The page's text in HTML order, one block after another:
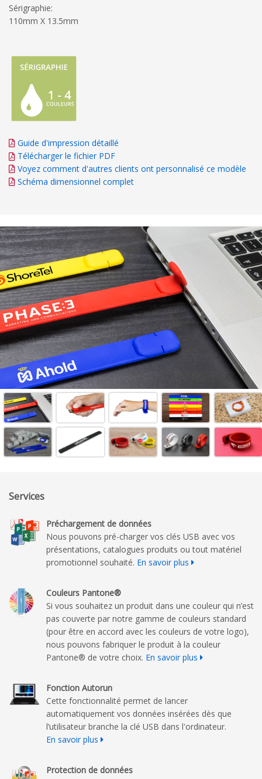
Sérigraphie:
110mm X 13.5mm
Guide d'impression détaillé
Télécharger le fichier PDF
Voyez comment d'autres clients ont personnalisé ce modèle
Schéma dimensionnel complet
Services
Préchargement de données
Nous pouvons pré-charger vos clés USB avec vos
présentations, catalogues produits ou tout matériel
promotionnel souhaité. En savoir plus
Couleurs Pantone®
Si vous souhaitez un produit dans une couleur qui n’est
pas couverte par notre gamme de couleurs standard
(pour être en accord avec les couleurs de votre logo),
nous pouvons fabriquer le produit à la couleur
Pantone® de votre choix. En savoir plus
Fonction Autorun
Cette fonctionnalité permet de lancer
automatiquement vos données insérées dès que
l’utilisateur branche la clé USB dans l'ordinateur.
En savoir plus
Protection de données